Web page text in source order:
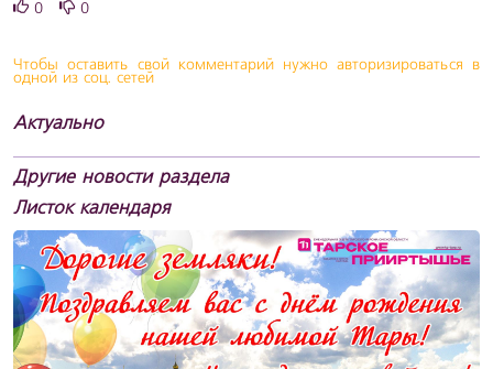
0 0
Чтобы оставить свой комментарий нужно авторизироваться в
одной из соц. сетей
Актуально
Другие новости раздела
Листок календаря